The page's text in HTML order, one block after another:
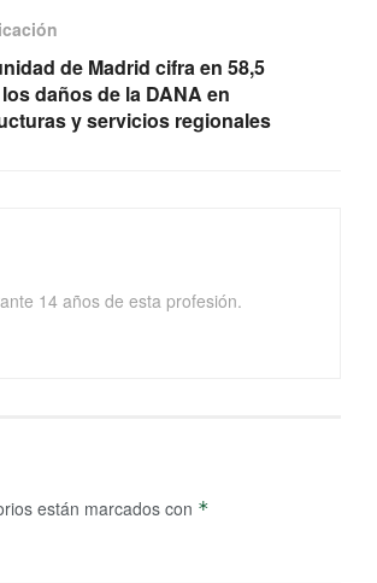
de Madrid cifra en 58,5
daños de la DANA en
y servicios regionales
14 años de esta profesión.
están marcados con *